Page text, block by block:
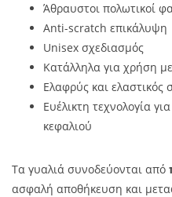
Άθραυστοι πολωτικοί
Anti-scratch επικάλυψη
Unisex σχεδιασμός
Κατάλληλα για χρήση
Ελαφρύς και ελαστικός
Ευέλικτη τεχνολογία
κεφαλιού
Τα γυαλιά συνοδεύονται από
ασφαλή αποθήκευση και